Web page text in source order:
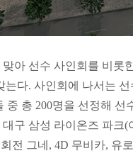
아 선수 사인회를 비롯
다. 사인회에 나서는
중 총 200명을 선정해 선
구 삼성 라이온즈 파크(
전 그네, 4D 무비카, 유